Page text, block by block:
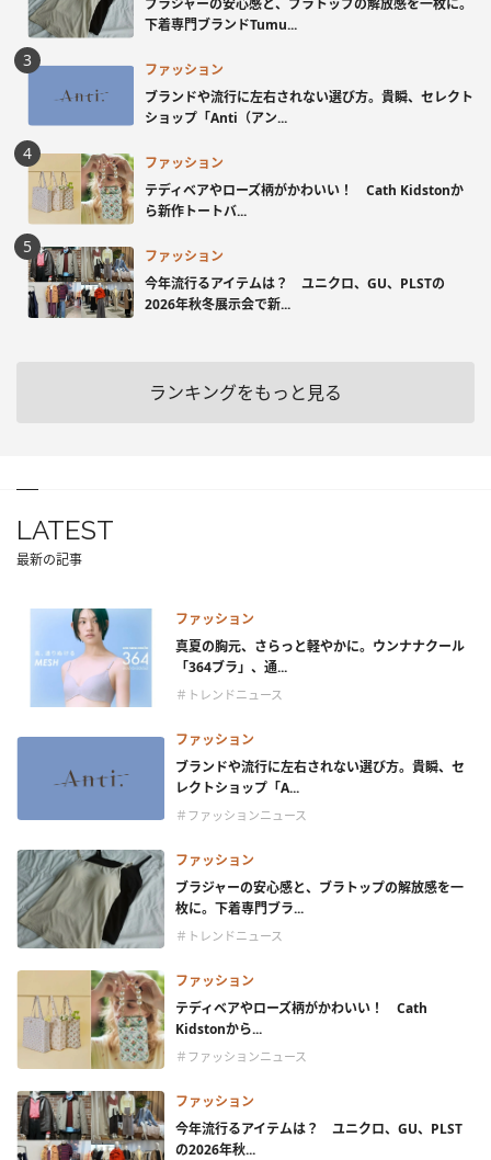
ブラジャーの安心感と、ブラトップの解放感を一枚に。
下着専門ブランドTumu...
ファッション
ブランドや流行に左右されない選び方。貴瞬、セレクト
ショップ「Anti（アン...
ファッション
テディベアやローズ柄がかわいい！ Cath Kidstonか
ら新作トートバ...
ファッション
今年流行るアイテムは？ ユニクロ、GU、PLSTの
2026年秋冬展示会で新...
ランキングをもっと見る
LATEST
最新の記事
ファッション
真夏の胸元、さらっと軽やかに。ウンナナクール
「364ブラ」、通...
＃トレンドニュース
ファッション
ブランドや流行に左右されない選び方。貴瞬、セ
レクトショップ「A...
＃ファッションニュース
ファッション
ブラジャーの安心感と、ブラトップの解放感を一
枚に。下着専門ブラ...
＃トレンドニュース
ファッション
テディベアやローズ柄がかわいい！ Cath
Kidstonから...
＃ファッションニュース
ファッション
今年流行るアイテムは？ ユニクロ、GU、PLST
の2026年秋...